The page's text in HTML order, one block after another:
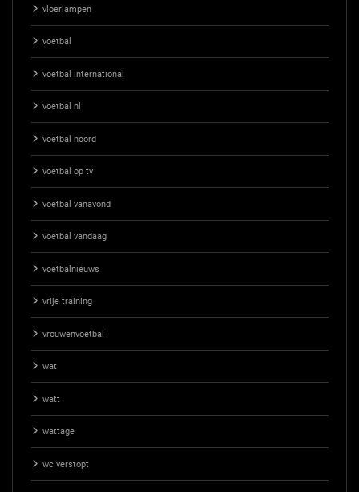
vloerlampen
voetbal
voetbal international
voetbal nl
voetbal noord
voetbal op tv
voetbal vanavond
voetbal vandaag
voetbalnieuws
vrije training
vrouwenvoetbal
wat
watt
wattage
wc verstopt